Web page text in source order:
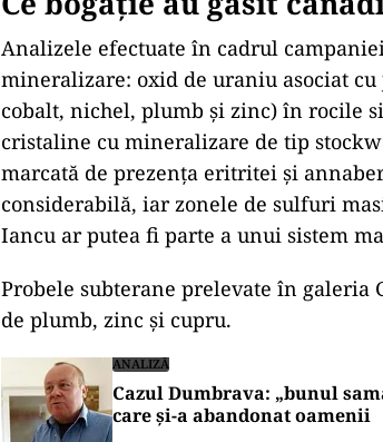
Compania canadiană Leading Edge
rezultatele detaliate ale campaniei de
proiectului Bihor Sud din România,
mineralizare în galeriile subterane
mineralizat pe aproximativ șase
similară est–vest.
Ce bogăție au găsit
Analizele efectuate în cadrul